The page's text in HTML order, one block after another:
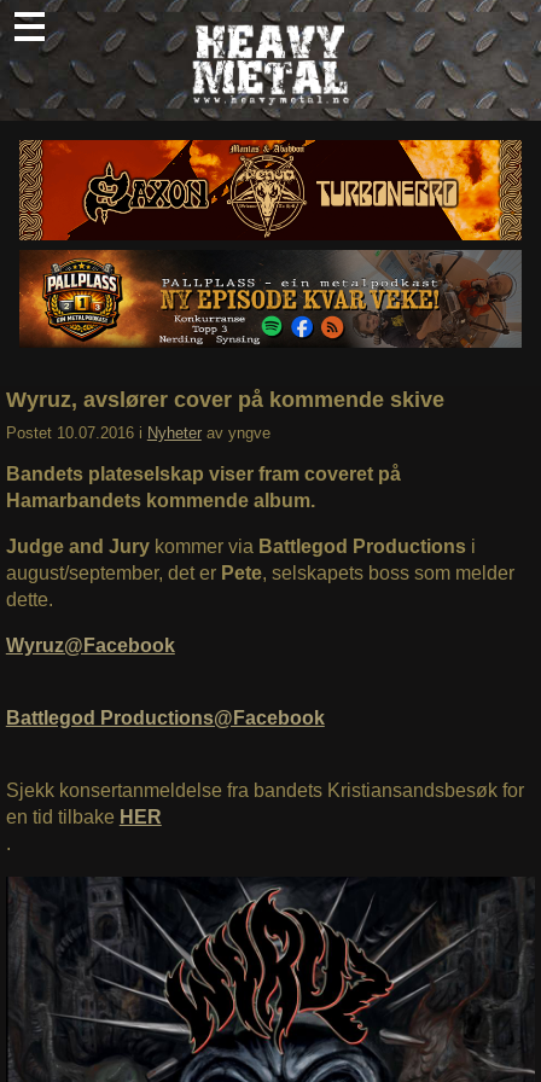
Skip
to
content
Nyheter
Omtaler
Intervjuer
Om oss
Abonner
Søk
Wyruz, avslører cover på kommende skive
Postet 10.07.2016 i Nyheter av yngve
Bandets plateselskap viser fram coveret på
Hamarbandets kommende album.
Judge and Jurykommer via Battlegod Productionsi
august/september, det er Pete, selskapets boss som melder
dette.
Wyruz@Facebook
Battlegod Productions@Facebook
Sjekk konsertanmeldelse fra bandets Kristiansandsbesøk for
en tid tilbake HER
.